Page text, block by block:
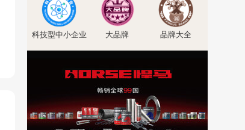
科技型中小企业 大品牌 品牌大全